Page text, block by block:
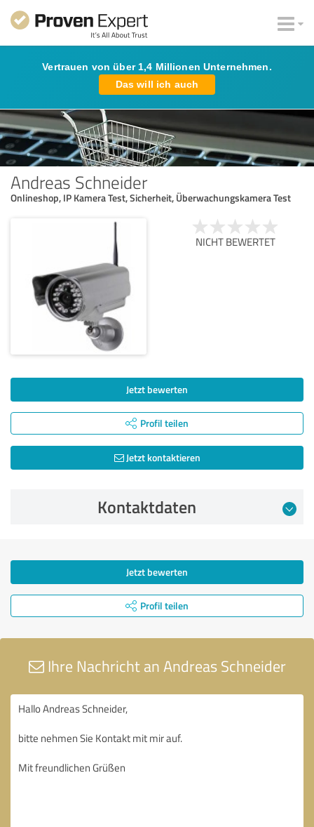
Vertrauen von über 1,4 Millionen Unternehmen.
Das will ich auch
Andreas Schneider
Onlineshop, IP Kamera Test, Sicherheit, Überwachungskamera Test
NICHT BEWERTET
Jetzt bewerten
Profil teilen
Jetzt kontaktieren
Kontaktdaten
Jetzt bewerten
Profil teilen
Ihre Nachricht an Andreas Schneider